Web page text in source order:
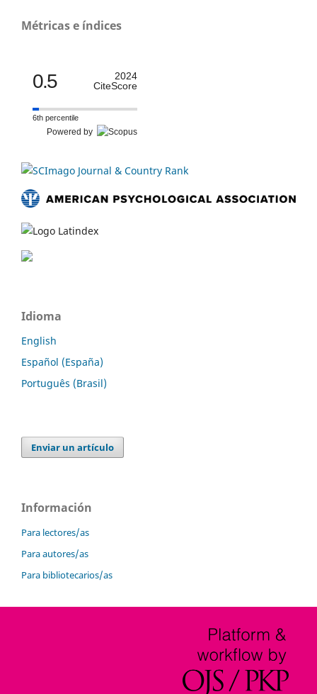
Métricas e índices
0.5
2024
CiteScore
6th percentile
Powered by
Idioma
English
Español (España)
Português (Brasil)
Enviar un artículo
Información
Para lectores/as
Para autores/as
Para bibliotecarios/as